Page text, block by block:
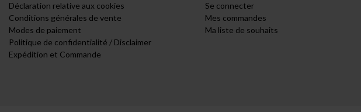
Déclaration relative aux cookies
Conditions générales de vente
Modes de paiement
Politique de confidentialité / Disclaimer
Expédition et Commande
Se connecter
Mes commandes
Ma liste de souhaits